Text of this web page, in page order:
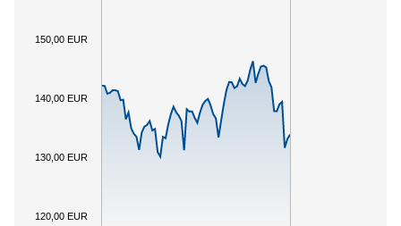
120,00 EUR
130,00 EUR
140,00 EUR
150,00 EUR